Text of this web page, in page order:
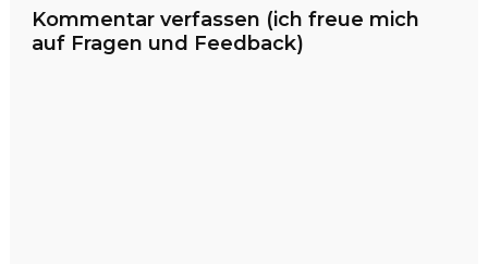
Kommentar verfassen (ich freue mich
auf Fragen und Feedback)